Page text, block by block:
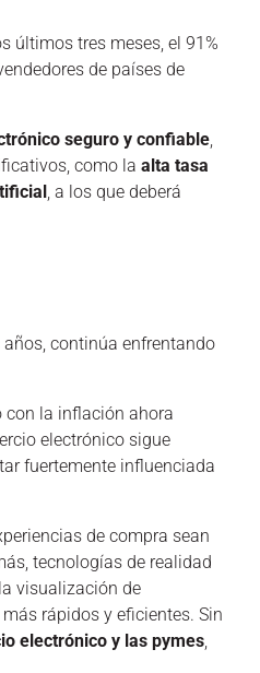
últimos tres meses, el 91%
de países de
seguro y confiable,
como laalta tasa
, a los que deberá
continúa enfrentando
con la inflación ahora
electrónico sigue
fuertemente influenciada
de compra sean
tecnologías de realidad
visualización de
rápidos y eficientes. Sin
electrónico y las pymes,